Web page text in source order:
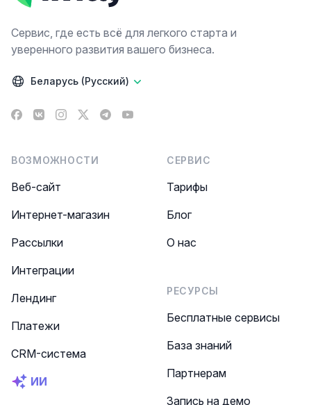
Сервис, где есть всё для легкого старта и
уверенного развития вашего бизнеса.
Беларусь (Русский)
Facebook
VK Instagram
X TelegramYouTube
ВОЗМОЖНОСТИ
Веб-сайт
Интернет-магазин
Рассылки
Интеграции
Лендинг
Платежи
CRM-система
ИИ
СЕРВИС
Тарифы
Блог
О нас
РЕСУРСЫ
Бесплатные сервисы
База знаний
Партнерам
Запись на демо